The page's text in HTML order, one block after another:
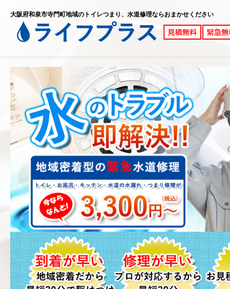
大阪府和泉市寺門町地域のトイレつまり、水道修理ならおまかせください